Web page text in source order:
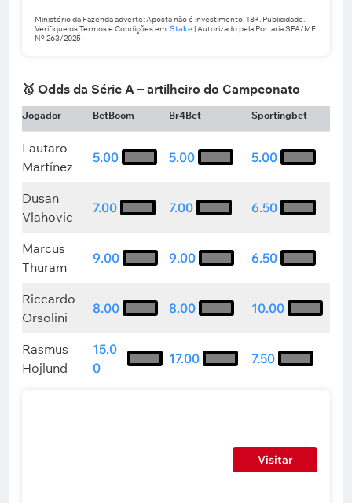
Ministério da Fazenda adverte: Aposta não é investimento. 18+. Publicidade.
Verifique os Termos e Condições em:Stake| Autorizado pela Portaria SPA/MF
Nº 263/2025
🥇 Odds da Série A – artilheiro do Campeonato
Jogador BetBoom Br4Bet Sportingbet
Lautaro
Martínez
5.00 5.00 5.00
Dusan
Vlahovic
7.00 7.00 6.50
Marcus
Thuram
9.00 9.00 6.50
Riccardo
Orsolini
8.00 8.00 10.00
Rasmus
Hojlund
15.0
0
17.00 7.50
Visitar